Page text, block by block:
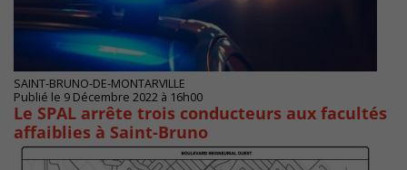
SAINT-BRUNO-DE-MONTARVILLE
Publié le 9 Décembre 2022 à 16h00
Le SPAL arrête trois conducteurs aux facultés
affaiblies à Saint-Bruno